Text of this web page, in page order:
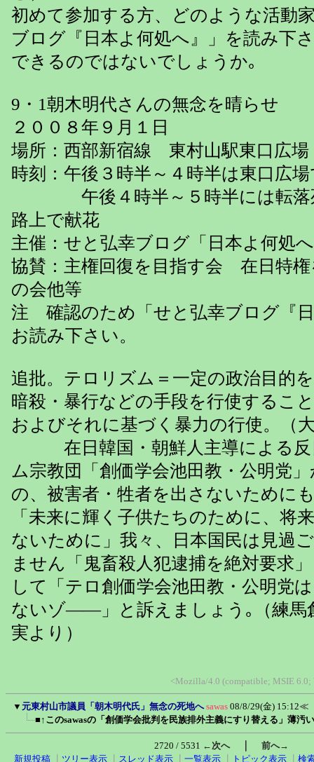
初めて参加する方、どのような活動
ブログ『日本よ何処へ』」を読み下
できるのではないでしょうか｡
9・1朝木明代さんの無念を晴らせ
２００８年９月１日
場所：西部新宿線 東村山駅東口広場
時刻：午後３時半～４時半は東口広
午後４時半～５時半には転落
路上で献花
主催：せと弘幸ブログ「日本よ何処
協賛：主権回復を目指す会 在日特
の会他等
注 確認のため「せと弘幸ブログ『
お読み下さい。
追批。テロリズム＝一定の政治目的
暗殺・暴行などの手段を行使するこ
およびそれに基づく暴力の行使。（
在日韓国・朝鮮人主導による反
ム宗教団「創価学会池田教・公明党
の、被害者・牲者を出さないために
「未来に輝く子供たちのために、将
ないために」我々、日本国民は見過
ません「鬼畜殺人犯逮捕を絶対要求
して「テロ創価学会池田教・公明党
ないゾ――」と訴えましょう｡（練馬
実より）
<Mozilla/4.0 (compatible; MSIE 6.0;
▼ 元東村山市議員「朝木明代氏」無念の死地へ sawas 08/8/29(金) 15:12≪
■↑このsawasの「創価学会批判を民族排外主義にすり替える」薄汚
2720 / 5531 ←次へ｜ 前へ→
新規投稿
ツリー表示 スレッド表示 一覧表示 トピック表示
検